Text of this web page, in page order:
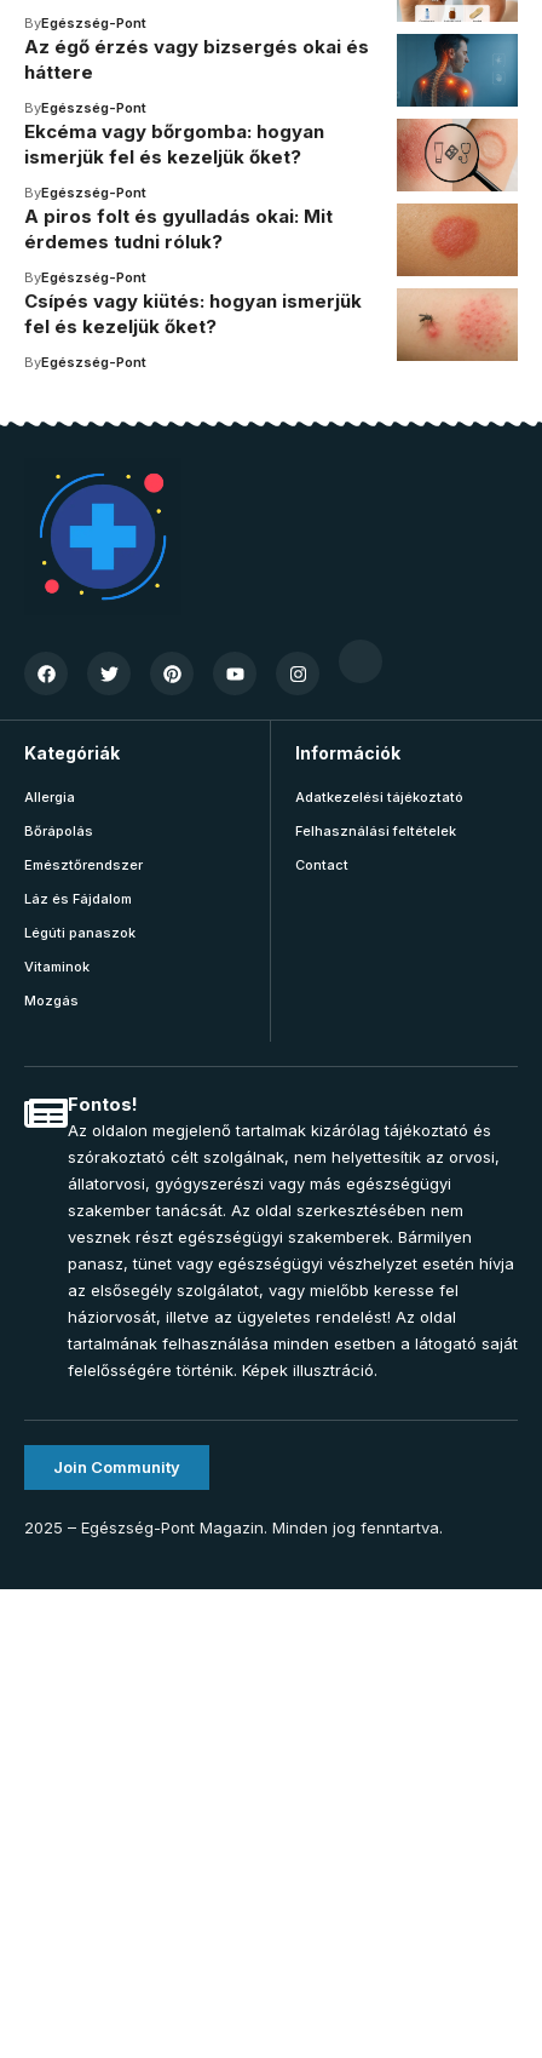
ByEgészség-Pont
Az égő érzés vagy bizsergés okai és
háttere
ByEgészség-Pont
Ekcéma vagy bőrgomba: hogyan
ismerjük fel és kezeljük őket?
ByEgészség-Pont
A piros folt és gyulladás okai: Mit
érdemes tudni róluk?
ByEgészség-Pont
Csípés vagy kiütés: hogyan ismerjük
fel és kezeljük őket?
ByEgészség-Pont
Kategóriák
Allergia
Bőrápolás
Emésztőrendszer
Láz és Fájdalom
Légúti panaszok
Vitaminok
Mozgás
Információk
Adatkezelési tájékoztató
Felhasználási feltételek
Contact
Fontos!
Az oldalon megjelenő tartalmak kizárólag tájékoztató és
szórakoztató célt szolgálnak, nem helyettesítik az orvosi,
állatorvosi, gyógyszerészi vagy más egészségügyi
szakember tanácsát. Az oldal szerkesztésében nem
vesznek részt egészségügyi szakemberek. Bármilyen
panasz, tünet vagy egészségügyi vészhelyzet esetén hívja
az elsősegély szolgálatot, vagy mielőbb keresse fel
háziorvosát, illetve az ügyeletes rendelést! Az oldal
tartalmának felhasználása minden esetben a látogató saját
felelősségére történik. Képek illusztráció.
Join Community
2025 – Egészség-Pont Magazin. Minden jog fenntartva.